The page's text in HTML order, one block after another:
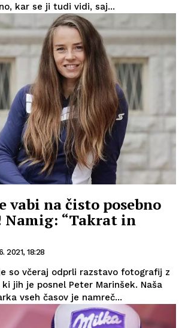
kar se ji tudi vidi, saj...
vabi na čisto posebno
Namig: “Takrat in
2021, 18:28
so včeraj odprli razstavo fotografij z
ki jih je posnel Peter Marinšek. Naša
vseh časov je namreč...